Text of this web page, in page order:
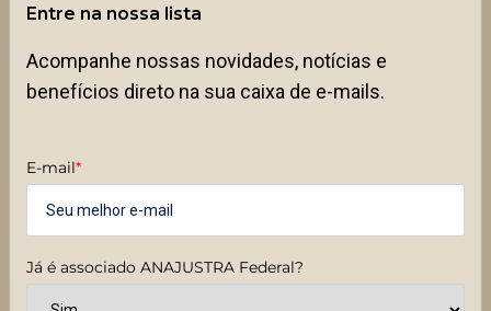
Entre na nossa lista
Acompanhe nossas novidades, notícias e
benefícios direto na sua caixa de e-mails.
E-mail*
Já é associado ANAJUSTRA Federal?